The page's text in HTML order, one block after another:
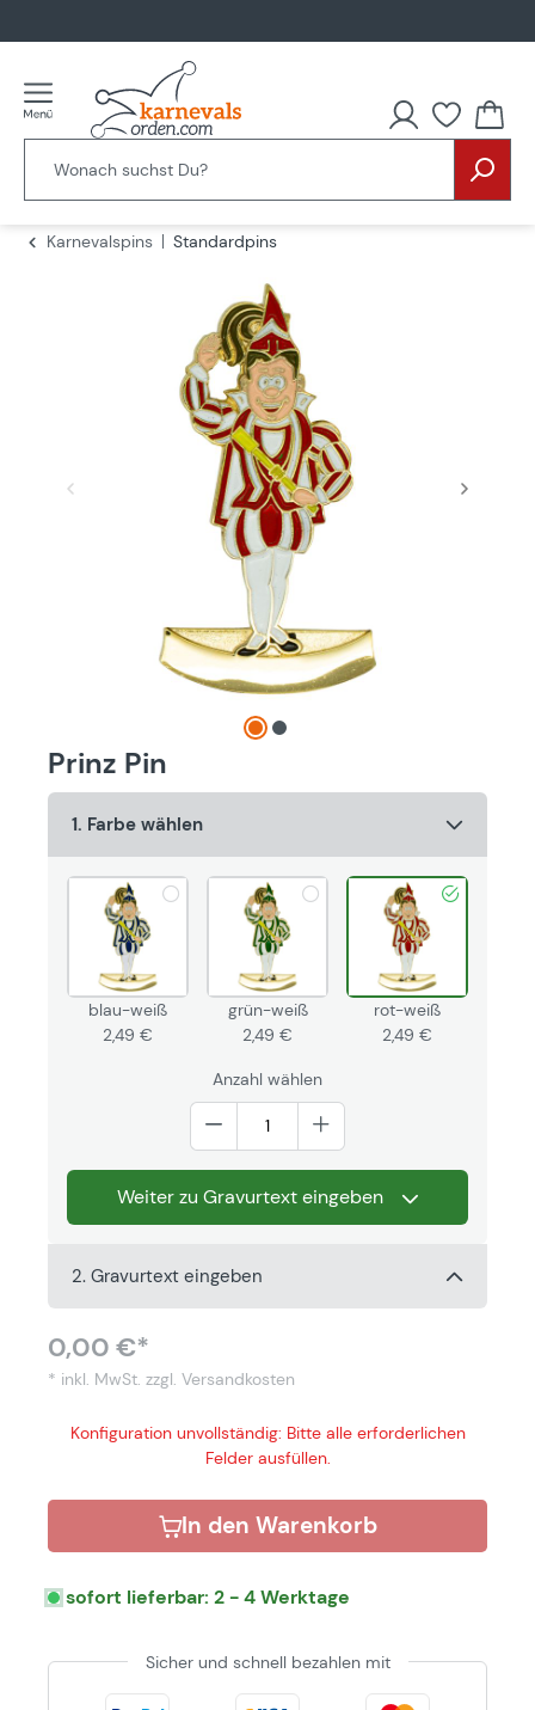
Du
Karnevalspins Standardpins
Prinz Pin
1. Farbe wählen
blau-weiß
2,49 €
grün-weiß
2,49 €
rot-weiß
2,49 €
Anzahl wählen
Weiter zu Gravurtext eingeben
2. Gravurtext eingeben
0,00 €*
* inkl. MwSt. zzgl. Versandkosten
Konfiguration unvollständig: Bitte alle erforderlichen
Felder ausfüllen.
In den Warenkorb
sofort lieferbar: 2 - 4 Werktage
Sicher und schnell bezahlen mit